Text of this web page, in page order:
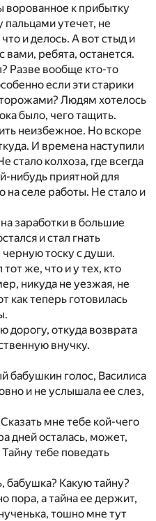
ворованное к прибытку
утечет, не
и делось. А вот стыд и
вами, ребята, останется.
Разве вообще кто-то
если эти старики
Людям хотелось
было, чего тащить.
неизбежное. Но вскоре
И времена наступили
стало колхоза, где всегда
нибудь приятной для
селе работы. Не стало и
заработки в большие
и стал гнать
тоску с души.
же, что и у тех, кто
никуда не уезжая, не
как теперь готовилась
дорогу, откуда возврата
внучку.
бабушкин голос, Василиса
и не услышала ее слез,
мне тебе кой-чего
дней осталась, может,
тебе поведать
бабушка? Какую тайну?
пора, а тайна ее держит,
тошно мне тут